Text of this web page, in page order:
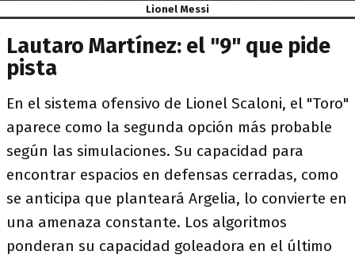
Lionel Messi
Lautaro Martínez: el "9" que pide
pista
En el sistema ofensivo de Lionel Scaloni, el "Toro"
aparece como la segunda opción más probable
según las simulaciones. Su capacidad para
encontrar espacios en defensas cerradas, como
se anticipa que planteará Argelia, lo convierte en
una amenaza constante. Los algoritmos
ponderan su capacidad goleadora en el último